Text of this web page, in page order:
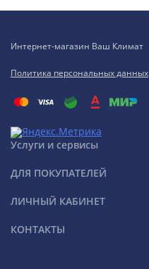
Интернет-магазин Ваш Климат
Политика персональных данных
Услуги и сервисы
ДЛЯ ПОКУПАТЕЛЕЙ
ЛИЧНЫЙ КАБИНЕТ
КОНТАКТЫ